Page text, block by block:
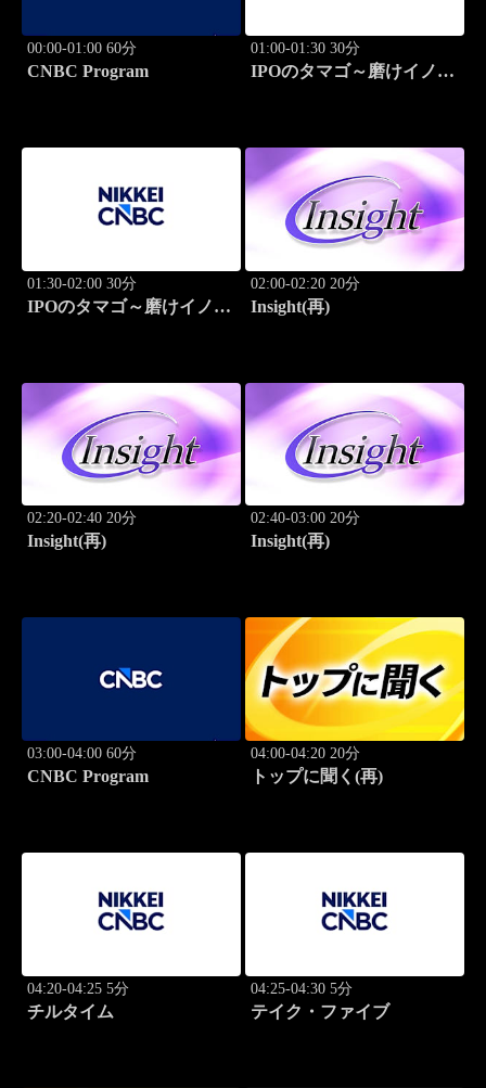
00:00-01:00 60分
CNBC Program
01:00-01:30 30分
IPOのタマゴ～磨けイノベ
01:30-02:00 30分
IPOのタマゴ～磨けイノベ
02:00-02:20 20分
Insight(再)
02:20-02:40 20分
Insight(再)
02:40-03:00 20分
Insight(再)
03:00-04:00 60分
CNBC Program
04:00-04:20 20分
トップに聞く(再)
04:20-04:25 5分
チルタイム
04:25-04:30 5分
テイク・ファイブ